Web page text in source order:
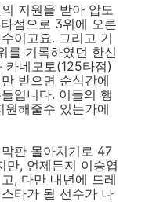
지원을 받아 압도
점으로 3위에 오른
이고요. 그리고 기
를 기록하였던 한신
카네모토(125타점)
받으면 순식간에
입니다. 이들의 행
원해줄수 있는가에
판 몰아치기로 47
만, 언제든지 이승엽
, 다만 내년에 드레
타가 될 선수가 나